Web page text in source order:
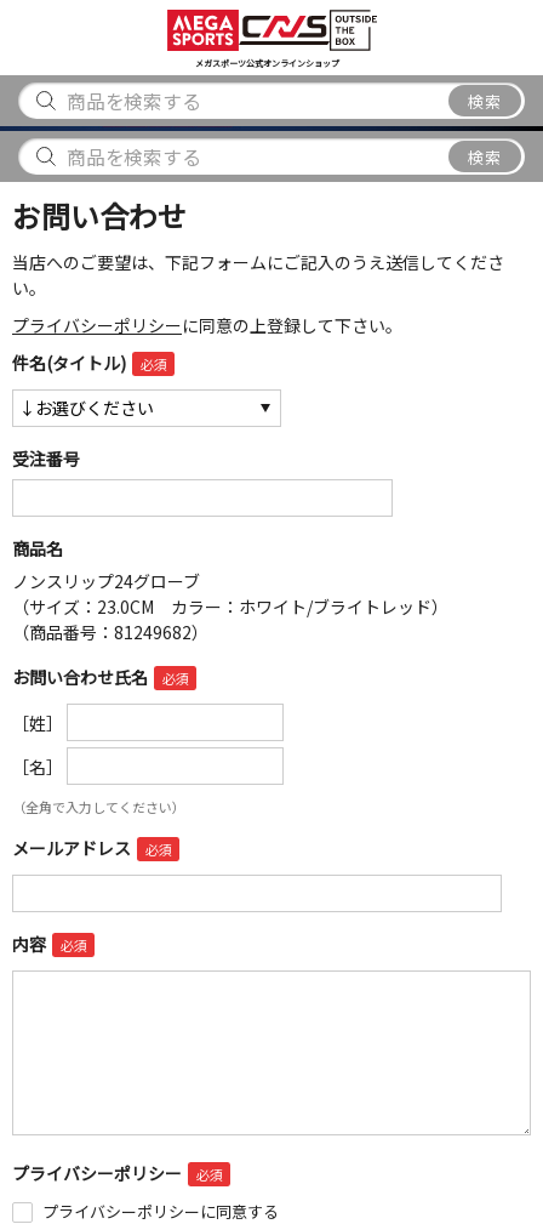
メガスポーツ公式オンラインショップ
検索
アウトドア
から探す
ブランド
から探す
検索
お問い合わせ
当店へのご要望は、下記フォームにご記入のうえ送信してくださ
い。
プライバシーポリシーに同意の上登録して下さい。
件名(タイトル)
受注番号
商品名
ノンスリップ24グローブ
（サイズ：23.0CM カラー：ホワイト/ブライトレッド）
（商品番号：81249682）
お問い合わせ氏名
［姓］
［名］
（全角で入力してください）
メールアドレス
内容
プライバシーポリシー
プライバシーポリシーに同意する